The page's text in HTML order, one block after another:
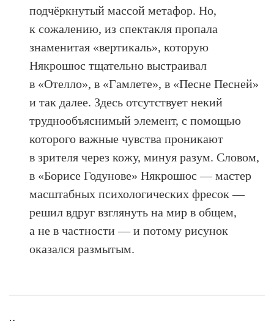
подчёркнутый массой метафор. Но,
к сожалению, из спектакля пропала
знаменитая «вертикаль», которую
Някрошюс тщательно выстраивал
в «Отелло», в «Гамлете», в «Песне Песней»
и так далее. Здесь отсутствует некий
труднообъяснимый элемент, с помощью
которого важные чувства проникают
в зрителя через кожу, минуя разум. Словом,
в «Борисе Годунове» Някрошюс — мастер
масштабных психологических фресок —
решил вдруг взглянуть на мир в общем,
а не в частности — и потому рисунок
оказался размытым.